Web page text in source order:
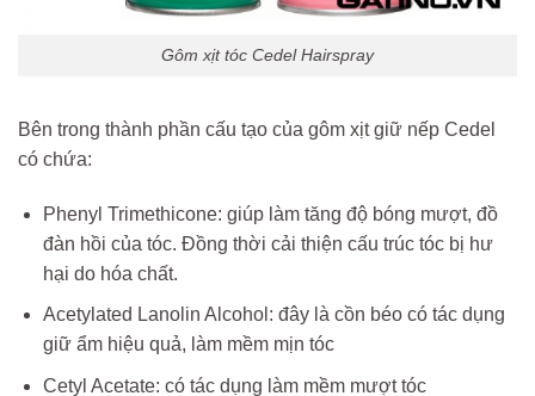
Gôm xịt tóc Cedel Hairspray
Bên trong thành phần cấu tạo của gôm xịt giữ nếp Cedel
có chứa:
Phenyl Trimethicone: giúp làm tăng độ bóng mượt, đồ
đàn hồi của tóc. Đồng thời cải thiện cấu trúc tóc bị hư
hại do hóa chất.
Acetylated Lanolin Alcohol: đây là cồn béo có tác dụng
giữ ẩm hiệu quả, làm mềm mịn tóc
Cetyl Acetate: có tác dụng làm mềm mượt tóc